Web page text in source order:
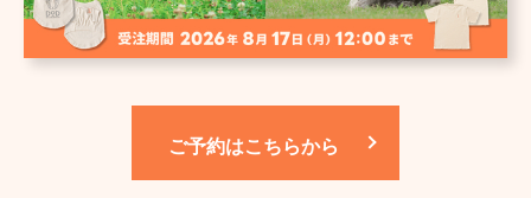
ご予約はこちらから